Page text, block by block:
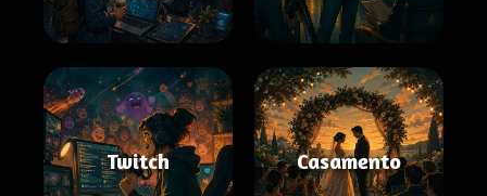
Twitch Casamento